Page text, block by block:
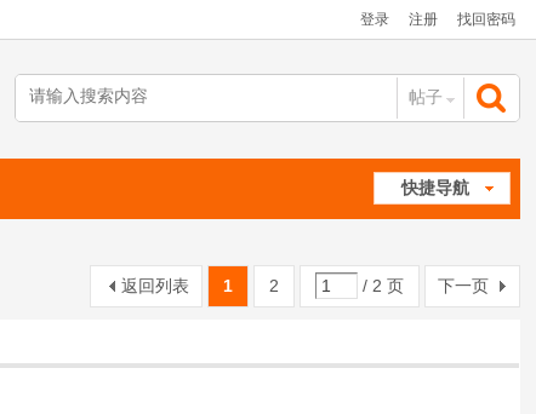
登录 注册 找回密码
帖子
快捷导航
1 2 / 2 页 下一页
返回列表